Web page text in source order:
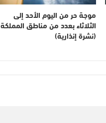
موجة حر من اليوم الأحد إلى
الثلاثاء بعدد من مناطق المملكة
(نشرة إنذارية)